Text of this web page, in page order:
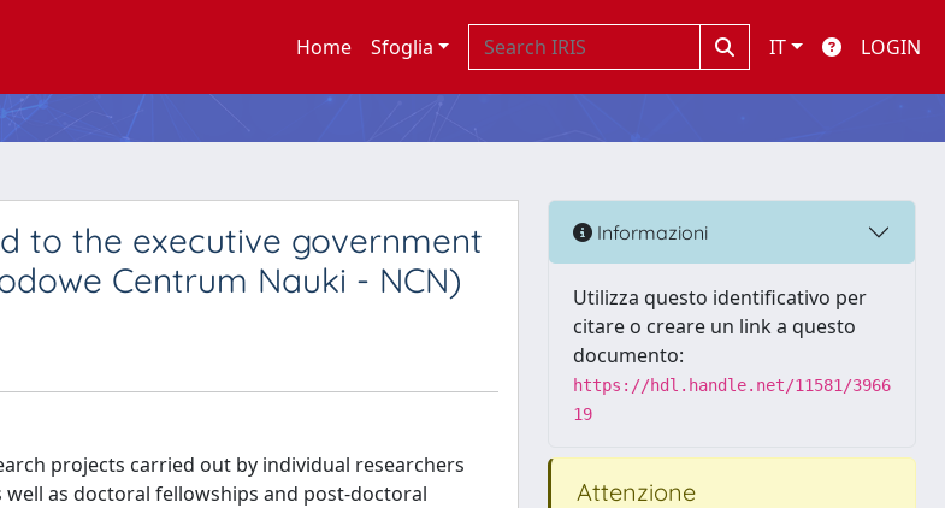
Home Sfoglia IT LOGIN
to the executive government
Centrum Nauki - NCN)
projects carried out by individual researchers
as doctoral fellowships and post-doctoral
Informazioni
Utilizza questo identificativo per
citare o creare un link a questo
documento:
https://hdl.handle.net/11581/3966
19
Attenzione